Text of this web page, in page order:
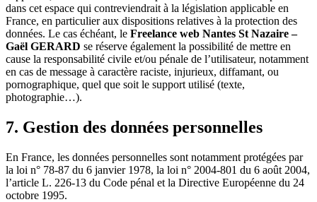
dans cet espace qui contreviendrait à la législation applicable en
France, en particulier aux dispositions relatives à la protection des
données. Le cas échéant, le Freelance web Nantes St Nazaire –
Gaël GERARD se réserve également la possibilité de mettre en
cause la responsabilité civile et/ou pénale de l’utilisateur, notamment
en cas de message à caractère raciste, injurieux, diffamant, ou
pornographique, quel que soit le support utilisé (texte,
photographie…).
7. Gestion des données personnelles
En France, les données personnelles sont notamment protégées par
la loi n° 78-87 du 6 janvier 1978, la loi n° 2004-801 du 6 août 2004,
l’article L. 226-13 du Code pénal et la Directive Européenne du 24
octobre 1995.